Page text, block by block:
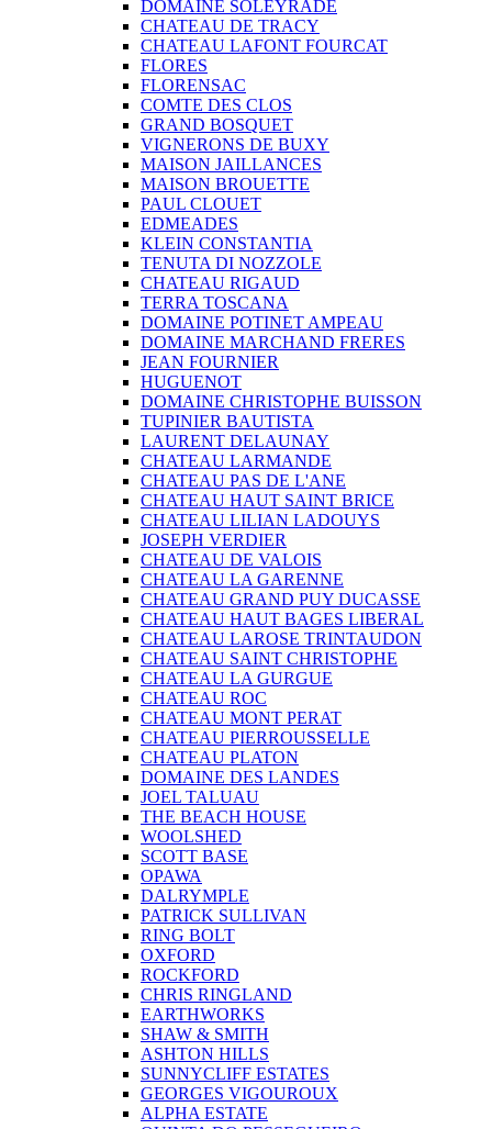
DOMAINE SOLEYRADE
CHATEAU DE TRACY
CHATEAU LAFONT FOURCAT
FLORES
FLORENSAC
COMTE DES CLOS
GRAND BOSQUET
VIGNERONS DE BUXY
MAISON JAILLANCES
MAISON BROUETTE
PAUL CLOUET
EDMEADES
KLEIN CONSTANTIA
TENUTA DI NOZZOLE
CHATEAU RIGAUD
TERRA TOSCANA
DOMAINE POTINET AMPEAU
DOMAINE MARCHAND FRERES
JEAN FOURNIER
HUGUENOT
DOMAINE CHRISTOPHE BUISSON
TUPINIER BAUTISTA
LAURENT DELAUNAY
CHATEAU LARMANDE
CHATEAU PAS DE L'ANE
CHATEAU HAUT SAINT BRICE
CHATEAU LILIAN LADOUYS
JOSEPH VERDIER
CHATEAU DE VALOIS
CHATEAU LA GARENNE
CHATEAU GRAND PUY DUCASSE
CHATEAU HAUT BAGES LIBERAL
CHATEAU LAROSE TRINTAUDON
CHATEAU SAINT CHRISTOPHE
CHATEAU LA GURGUE
CHATEAU ROC
CHATEAU MONT PERAT
CHATEAU PIERROUSSELLE
CHATEAU PLATON
DOMAINE DES LANDES
JOEL TALUAU
THE BEACH HOUSE
WOOLSHED
SCOTT BASE
OPAWA
DALRYMPLE
PATRICK SULLIVAN
RING BOLT
OXFORD
ROCKFORD
CHRIS RINGLAND
EARTHWORKS
SHAW & SMITH
ASHTON HILLS
SUNNYCLIFF ESTATES
GEORGES VIGOUROUX
ALPHA ESTATE